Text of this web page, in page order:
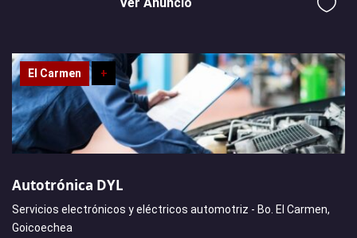
El Carmen +
Autotrónica DYL
Servicios electrónicos y eléctricos automotriz - Bo. El Carmen,
Goicoechea